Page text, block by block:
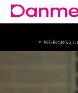
初心者にお伝えし